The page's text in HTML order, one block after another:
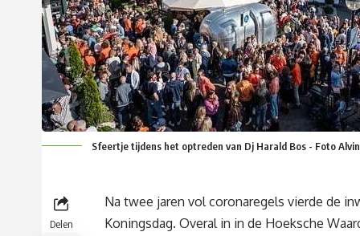
Sfeertje tijdens het optreden van Dj Harald Bos - Foto
Delen
Na twee jaren vol coronaregels vierde de
Koningsdag. Overal in in de Hoeksche